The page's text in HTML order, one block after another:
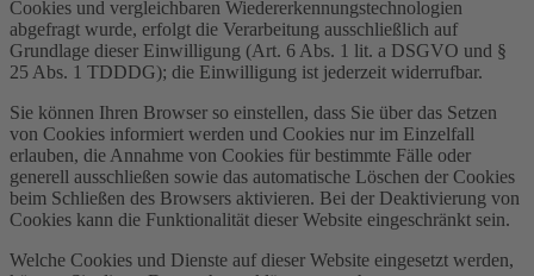
Cookies und vergleichbaren Wiedererkennungstechnologien
abgefragt wurde, erfolgt die Verarbeitung ausschließlich auf
Grundlage dieser Einwilligung (Art. 6 Abs. 1 lit. a DSGVO und §
25 Abs. 1 TDDDG); die Einwilligung ist jederzeit widerrufbar.
Sie können Ihren Browser so einstellen, dass Sie über das Setzen
von Cookies informiert werden und Cookies nur im Einzelfall
erlauben, die Annahme von Cookies für bestimmte Fälle oder
generell ausschließen sowie das automatische Löschen der Cookies
beim Schließen des Browsers aktivieren. Bei der Deaktivierung von
Cookies kann die Funktionalität dieser Website eingeschränkt sein.
Welche Cookies und Dienste auf dieser Website eingesetzt werden,